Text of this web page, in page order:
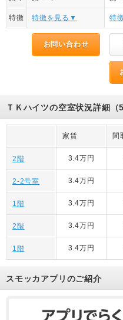
特徴 特徴を見る▼ 特
お問い合わせ
ＴＫハイツの空室状況詳細（5
家賃 間
2階 3.4万円
2-2号室 3.4万円
1階 3.4万円
2階 3.4万円
1階 3.4万円
スモッカアプリのご紹介